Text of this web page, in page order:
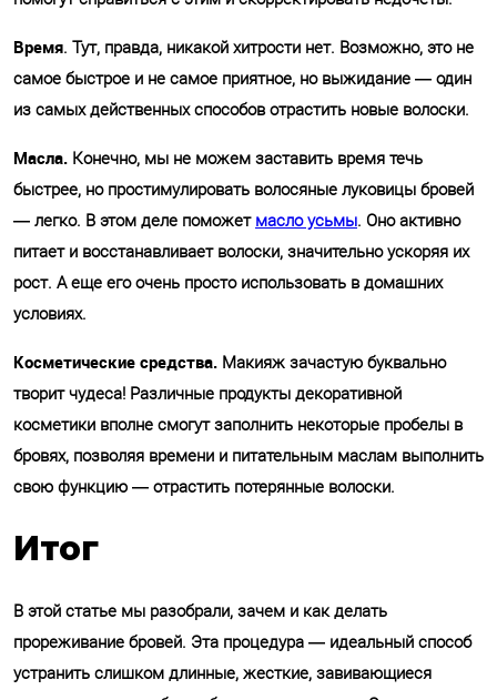
Время. Тут, правда, никакой хитрости нет. Возможно, это не
самое быстрое и не самое приятное, но выжидание — один
из самых действенных способов отрастить новые волоски.
Масла. Конечно, мы не можем заставить время течь
быстрее, но простимулировать волосяные луковицы бровей
— легко. В этом деле поможет масло усьмы. Оно активно
питает и восстанавливает волоски, значительно ускоряя их
рост. А еще его очень просто использовать в домашних
условиях.
Косметические средства. Макияж зачастую буквально
творит чудеса! Различные продукты декоративной
косметики вполне смогут заполнить некоторые пробелы в
бровях, позволяя времени и питательным маслам выполнить
свою функцию — отрастить потерянные волоски.
Итог
В этой статье мы разобрали, зачем и как делать
прореживание бровей. Эта процедура — идеальный способ
устранить слишком длинные, жесткие, завивающиеся